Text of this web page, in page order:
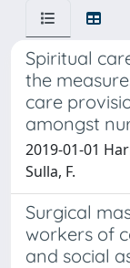
Spiritual
the
care
amongst
2019-01-01
Sulla, F.
Surgical
workers of
and social